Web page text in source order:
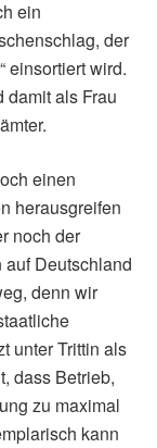
ein
der
einsortiert wird.
damit als Frau
einen
herausgreifen
noch der
auf Deutschland
denn wir
unter Trittin als
dass Betrieb,
zu maximal
kann